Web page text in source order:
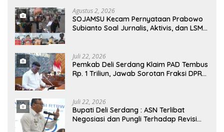
Agustus 2, 2026
SOJAMSU Kecam Pernyataan Prabowo
Subianto Soal Jurnalis, Aktivis, dan LSM
Juli 22, 2026
Pemkab Deli Serdang Klaim PAD Tembus
Rp. 1 Triliun, Jawab Sorotan Fraksi DPRD
Juli 22, 2026
Bupati Deli Serdang : ASN Terlibat
Negosiasi dan Pungli Terhadap Revisi